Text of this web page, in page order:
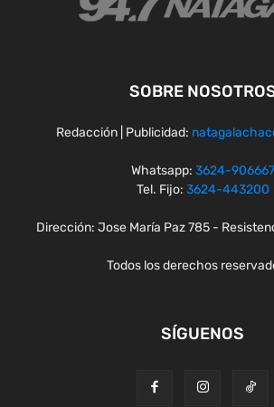
SOBRE
Redacción | Publicidad:
Whatsapp: 3624-906667
Tel. Fijo: 3624-443200
Dirección: Jose María Paz 785 -
Todos los derechos
SÍGUENOS